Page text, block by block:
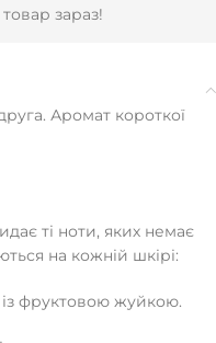
зараз!
Аромат короткої
ті ноти, яких немає
на кожній шкірі:
фруктовою жуйкою.